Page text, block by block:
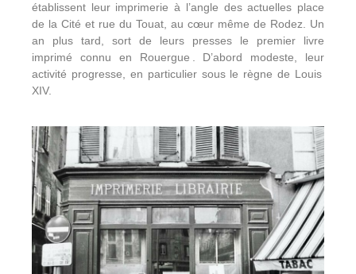
établissent leur imprimerie à l’angle des actuelles place
de la Cité et rue du Touat, au cœur même de Rodez. Un
an plus tard, sort de leurs presses le premier livre
imprimé connu en Rouergue . D’abord modeste, leur
activité progresse, en particulier sous le règne de Louis
XIV.